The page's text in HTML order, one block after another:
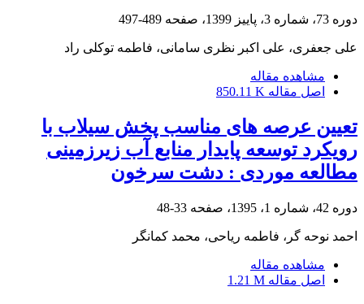
دوره 73، شماره 3، پاییز 1399، صفحه 489-497
علی جعفری، علی اکبر نظری سامانی، فاطمه توکلی راد
مشاهده مقاله
اصل مقاله 850.11 K
تعیین عرصه های مناسب پخش سیلاب با
رویکرد توسعه پایدار منابع آب زیرزمینی
مطالعه موردی : دشت سرخون
دوره 42، شماره 1، 1395، صفحه 33-48
احمد نوحه گر، فاطمه ریاحی، محمد کمانگر
مشاهده مقاله
اصل مقاله 1.21 M